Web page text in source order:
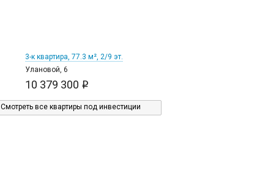
3-к квартира, 77.3 м², 2/9 эт.
Улановой, 6
10 379 300 i
Смотреть все квартиры под инвестиции